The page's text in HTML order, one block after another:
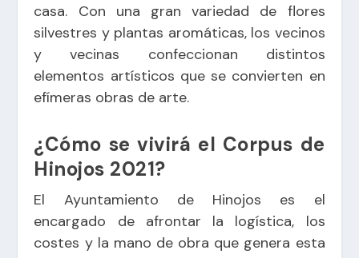
casa. Con una gran variedad de flores
silvestres y plantas aromáticas, los vecinos
y vecinas confeccionan distintos
elementos artísticos que se convierten en
efímeras obras de arte.
¿Cómo se vivirá el Corpus de
Hinojos 2021?
El Ayuntamiento de Hinojos es el
encargado de afrontar la logística, los
costes y la mano de obra que genera esta